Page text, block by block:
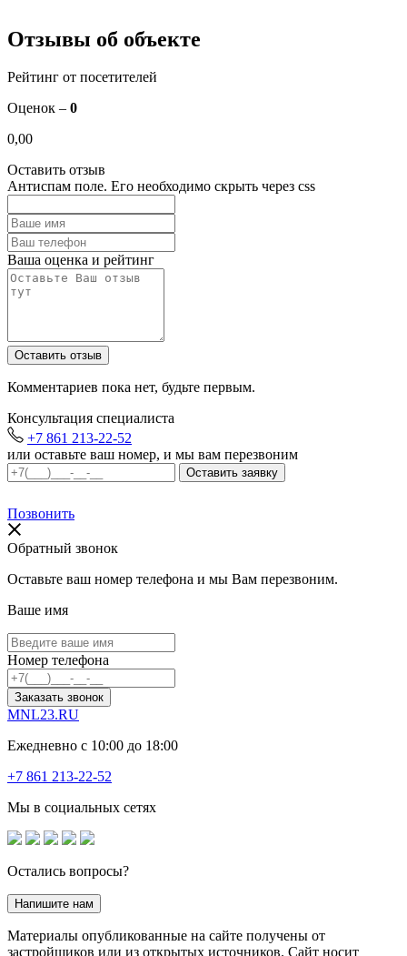
Отзывы об объекте
Рейтинг от посетителей
Оценок – 0
0,00
Оставить отзыв
Антиспам поле. Его необходимо скрыть через css
Ваша оценка и рейтинг
Комментариев пока нет, будьте первым.
Консультация специалиста
+7 861 213-22-52
или оставьте ваш номер, и мы вам перезвоним
Позвонить
Обратный звонок
Оставьте ваш номер телефона и мы Вам перезвоним.
Ваше имя
Номер телефона
Заказать звонок
MNL23.RU
Ежедневно с 10:00 до 18:00
+7 861 213-22-52
Мы в социальных сетях
Остались вопросы?
Напишите нам
Материалы опубликованные на сайте получены от
застройщиков или из открытых источников. Сайт носит